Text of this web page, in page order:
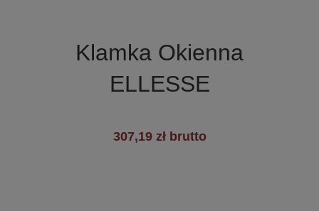
Klamka Okienna
ELLESSE
307,19 zł brutto